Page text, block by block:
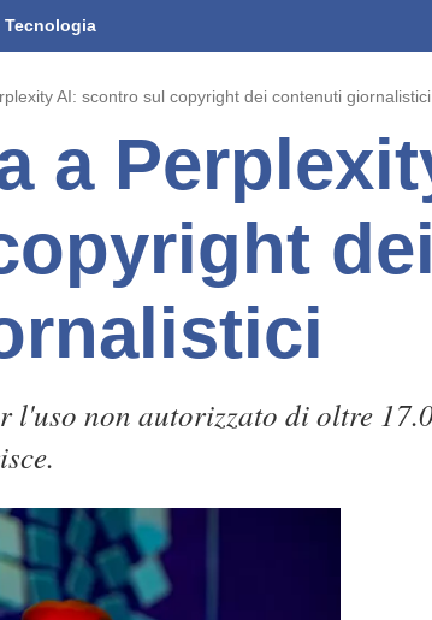
Tecnologia
AI: scontro sul copyright dei contenuti giornalistici
a
dei
l'uso non autorizzato di oltre